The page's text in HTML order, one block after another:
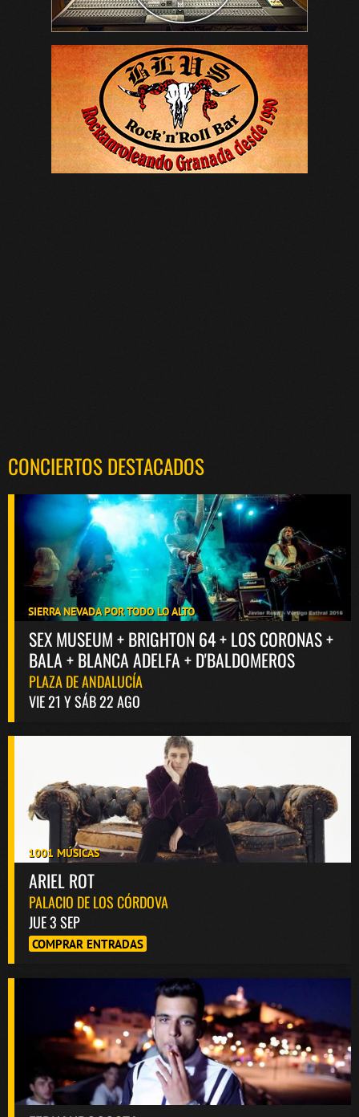
CONCIERTOS DESTACADOS
SIERRA NEVADA POR TODO LO ALTO
SEX MUSEUM + BRIGHTON 64 + LOS CORONAS +
BALA + BLANCA ADELFA + D'BALDOMEROS
PLAZA DE ANDALUCÍA
VIE 21 Y SÁB 22 AGO
1001 MÚSICAS
ARIEL ROT
PALACIO DE LOS CÓRDOVA
JUE 3 SEP
COMPRAR ENTRADAS